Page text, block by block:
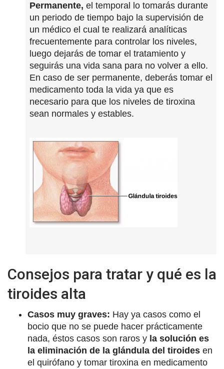
Permanente, el temporal lo tomarás durante
un periodo de tiempo bajo la supervisión de
un médico el cual te realizará analíticas
frecuentemente para controlar los niveles,
luego dejarás de tomar el tratamiento y
seguirás una vida sana para no volver a ello.
En caso de ser permanente, deberás tomar el
medicamento toda la vida ya que es
necesario para que los niveles de tiroxina
sean normales y estables.
Consejos para tratar y qué es la
tiroides alta
Casos muy graves: Hay ya casos como el
bocio que no se puede hacer prácticamente
nada, éstos casos son raros y la solución es
la eliminación de la glándula del tiroides en
el quirófano y tomar tiroxina en medicamento